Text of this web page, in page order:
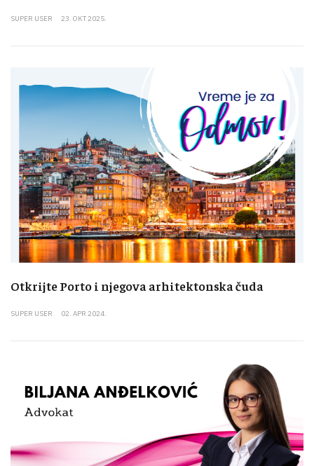
SUPER USER 23. OKT 2025.
Otkrijte Porto i njegova arhitektonska čuda
SUPER USER 02. APR 2024.